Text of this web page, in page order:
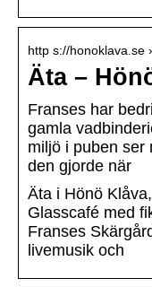
http s://honoklava.se
Äta –
Franses har
gamla
miljö i puben ser
den gjorde när
Äta i Hönö
Glasscafé med
Franses
livemusik och